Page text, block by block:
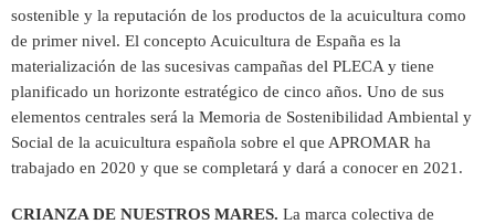
sostenible y la reputación de los productos de la acuicultura como
de primer nivel. El concepto Acuicultura de España es la
materialización de las sucesivas campañas del PLECA y tiene
planificado un horizonte estratégico de cinco años. Uno de sus
elementos centrales será la Memoria de Sostenibilidad Ambiental y
Social de la acuicultura española sobre el que APROMAR ha
trabajado en 2020 y que se completará y dará a conocer en 2021.
CRIANZA DE NUESTROS MARES. La marca colectiva de